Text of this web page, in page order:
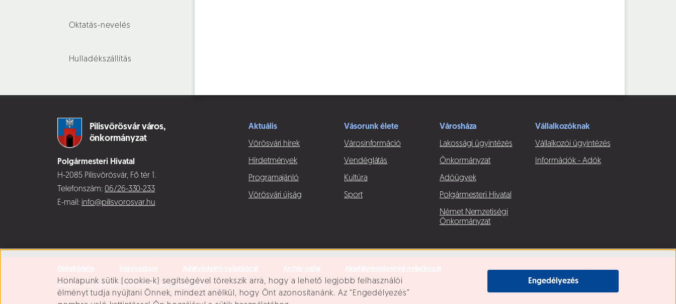
Süti beállítások
Honlapunk sütik (cookie-k) segítségével törekszik arra, hogy a lehető legjobb felhasználói
élményt tudja nyújtani Önnek, mindezt anélkül, hogy Önt azonosítanánk. Az “Engedélyezés”
Engedélyezés
Oktatás-nevelés
Hulladékszállítás
Pilisvörösvár város,
önkormányzat
Polgármesteri Hivatal
H-2085 Pilisvörösvár, Fő tér 1.
Telefonszám: 06/26-330-233
E-mail: info@pilisvorosvar.hu
Aktuális
Vörösvári hírek
Hírdetmények
Programajánló
Vörösvári újság
Vásorunk élete
Városinformáció
Vendéglátás
Kultúra
Sport
Városháza
Lakossági ügyintézés
Önkormányzat
Adóügyek
Polgármesteri Hivatal
Német Nemzetiségi
Önkormányzat
Vállalkozóknak
Vállalkozói ügyintézés
Információk - Adók
Minden jog fenntartva © 2026 Pilisvörösvár Város